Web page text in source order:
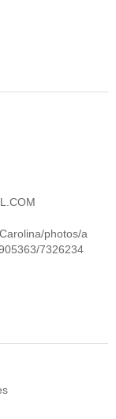
photos/a
7326234